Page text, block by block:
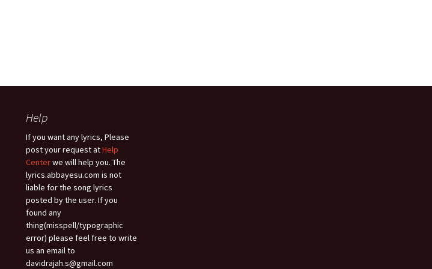
Help
If you want any lyrics, Please
post your request atHelp
Centerwe will help you. The
lyrics.abbayesu.com is not
liable for the song lyrics
posted by the user. If you
found any
thing(misspell/typographic
error) please feel free to write
us an email to
davidrajah.s@gmail.com